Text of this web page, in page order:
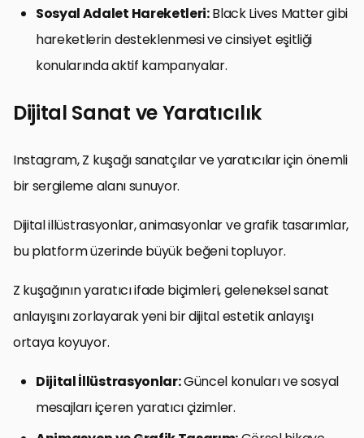
Sosyal Adalet Hareketleri:Black Lives Matter gibi
hareketlerin desteklenmesi ve cinsiyet eşitliği
konularında aktif kampanyalar.
Dijital Sanat ve Yaratıcılık
Instagram, Z kuşağı sanatçılar ve yaratıcılar için önemli
bir sergileme alanı sunuyor.
Dijital illüstrasyonlar, animasyonlar ve grafik tasarımlar,
bu platform üzerinde büyük beğeni topluyor.
Z kuşağının yaratıcı ifade biçimleri, geleneksel sanat
anlayışını zorlayarak yeni bir dijital estetik anlayışı
ortaya koyuyor.
Dijital İllüstrasyonlar:Güncel konuları ve sosyal
mesajları içeren yaratıcı çizimler.